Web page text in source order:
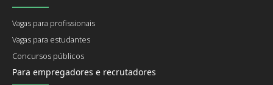
Vagas para profissionais
Vagas para estudantes
Concursos públicos
Para empregadores e recrutadores